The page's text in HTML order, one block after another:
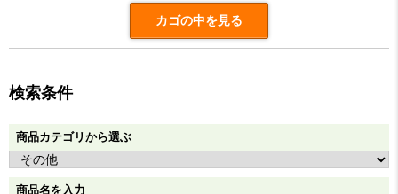
カゴの中を見る
検索条件
商品カテゴリから選ぶ
商品名を入力